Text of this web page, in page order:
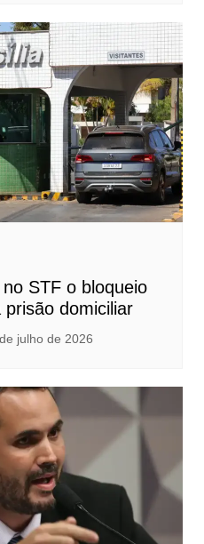
STF o bloqueio
domiciliar
julho de 2026